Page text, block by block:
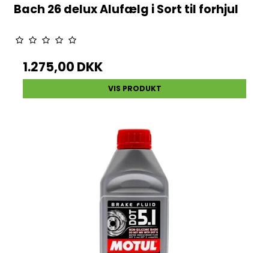
Bach 26 delux Alufælg i Sort til forhjul
1.275,00 DKK
VIS PRODUKT